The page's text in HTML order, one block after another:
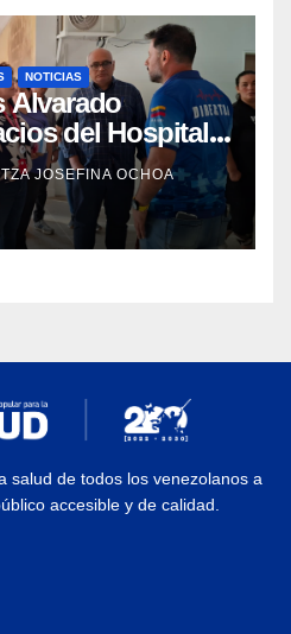
NOTICIAS
Alvarado
del Hospital
Martín Vegas
JOSEFINA OCHOA
salud de todos los venezolanos a
accesible y de calidad.